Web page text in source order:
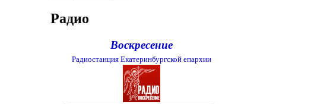
Радио
Воскресение
Радиостанция Екатеринбургской епархии